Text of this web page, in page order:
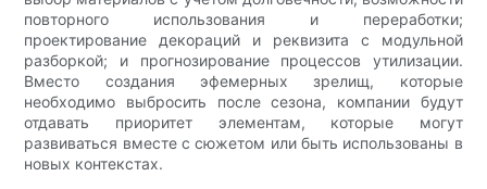
повторного использования и переработки;
проектирование декораций и реквизита с модульной
разборкой; и прогнозирование процессов утилизации.
Вместо создания эфемерных зрелищ, которые
необходимо выбросить после сезона, компании будут
отдавать приоритет элементам, которые могут
развиваться вместе с сюжетом или быть использованы в
новых контекстах.